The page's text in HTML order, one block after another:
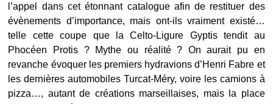
l’appel dans cet étonnant catalogue afin de restituer des
évènements d’importance, mais ont-ils vraiment existé…
telle cette coupe que la Celto-Ligure Gyptis tendit au
Phocéen Protis ? Mythe ou réalité ? On aurait pu en
revanche évoquer les premiers hydravions d’Henri Fabre et
les dernières automobiles Turcat-Méry, voire les camions à
pizza…, autant de créations marseillaises, mais la place